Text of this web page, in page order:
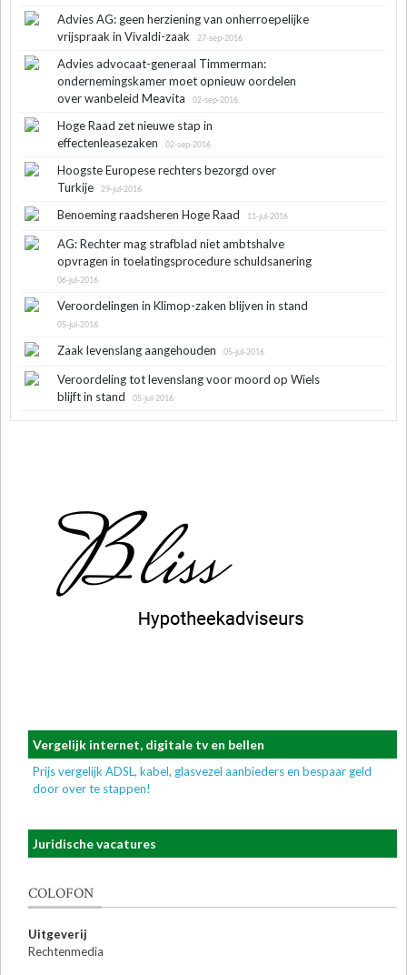
Advies AG: geen herziening van onherroepelijke
vrijspraak in Vivaldi-zaak
27-sep-2016
Advies advocaat-generaal Timmerman:
ondernemingskamer moet opnieuw oordelen
over wanbeleid Meavita
02-sep-2016
Hoge Raad zet nieuwe stap in
effectenleasezaken
02-sep-2016
Hoogste Europese rechters bezorgd over
Turkije
29-jul-2016
Benoeming raadsheren Hoge Raad 11-jul-2016
AG: Rechter mag strafblad niet ambtshalve
opvragen in toelatingsprocedure schuldsanering
06-jul-2016
Veroordelingen in Klimop-zaken blijven in stand
05-jul-2016
Zaak levenslang aangehouden 05-jul-2016
Veroordeling tot levenslang voor moord op Wiels
blijft in stand
05-jul-2016
Vergelijk internet, digitale tv en bellen
Prijs vergelijk ADSL, kabel, glasvezel aanbieders en bespaar geld
door over te stappen!
Juridische vacatures
COLOFON
Uitgeverij
Rechtenmedia